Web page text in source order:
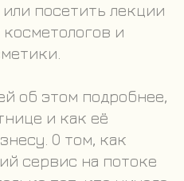
посетить лекции
косметологов и
об этом подробнее,
и как её
О том, как
сервис на потоке